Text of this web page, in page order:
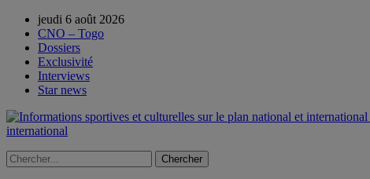
jeudi 6 août 2026
CNO – Togo
Dossiers
Exclusivité
Interviews
Star news
international